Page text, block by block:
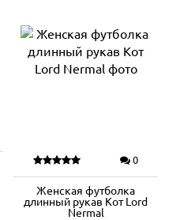
0
Женская футболка
длинный рукав Кот Lord
Nermal